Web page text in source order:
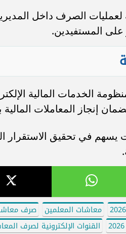
الصرف داخل
على المستفيدين.
الخدمات المالية
إنجاز المعاملات
في تحقيق الاستقرار
معاشات المعلمين
صرف
القنوات الإلكترونية لصرف